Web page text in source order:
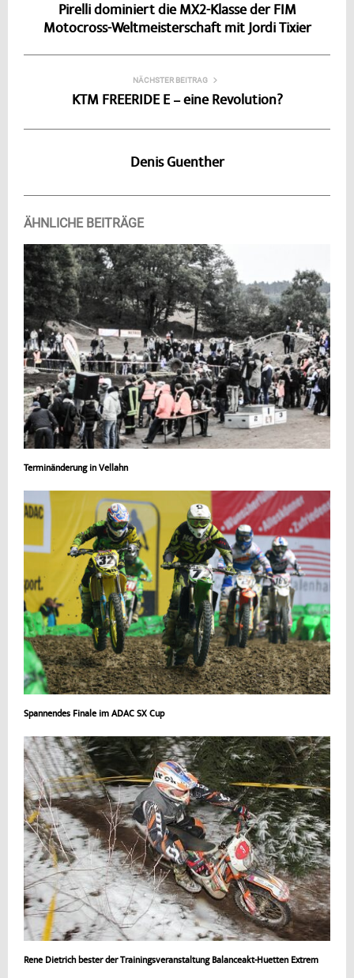
Pirelli dominiert die MX2-Klasse der FIM
Motocross-Weltmeisterschaft mit Jordi Tixier
NÄCHSTER BEITRAG
KTM FREERIDE E – eine Revolution?
Denis Guenther
ÄHNLICHE BEITRÄGE
Terminänderung in Vellahn
Spannendes Finale im ADAC SX Cup
Rene Dietrich bester der Trainingsveranstaltung Balanceakt-Huetten Extrem